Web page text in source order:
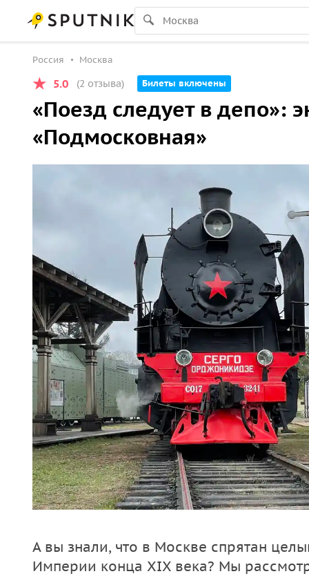
Россия Москва
5.0 (2 отзыва) Билеты включены
«Поезд следует в депо»:
«Подмосковная»
А вы знали, что в Москве спрятан
Империи конца XIX века? Мы